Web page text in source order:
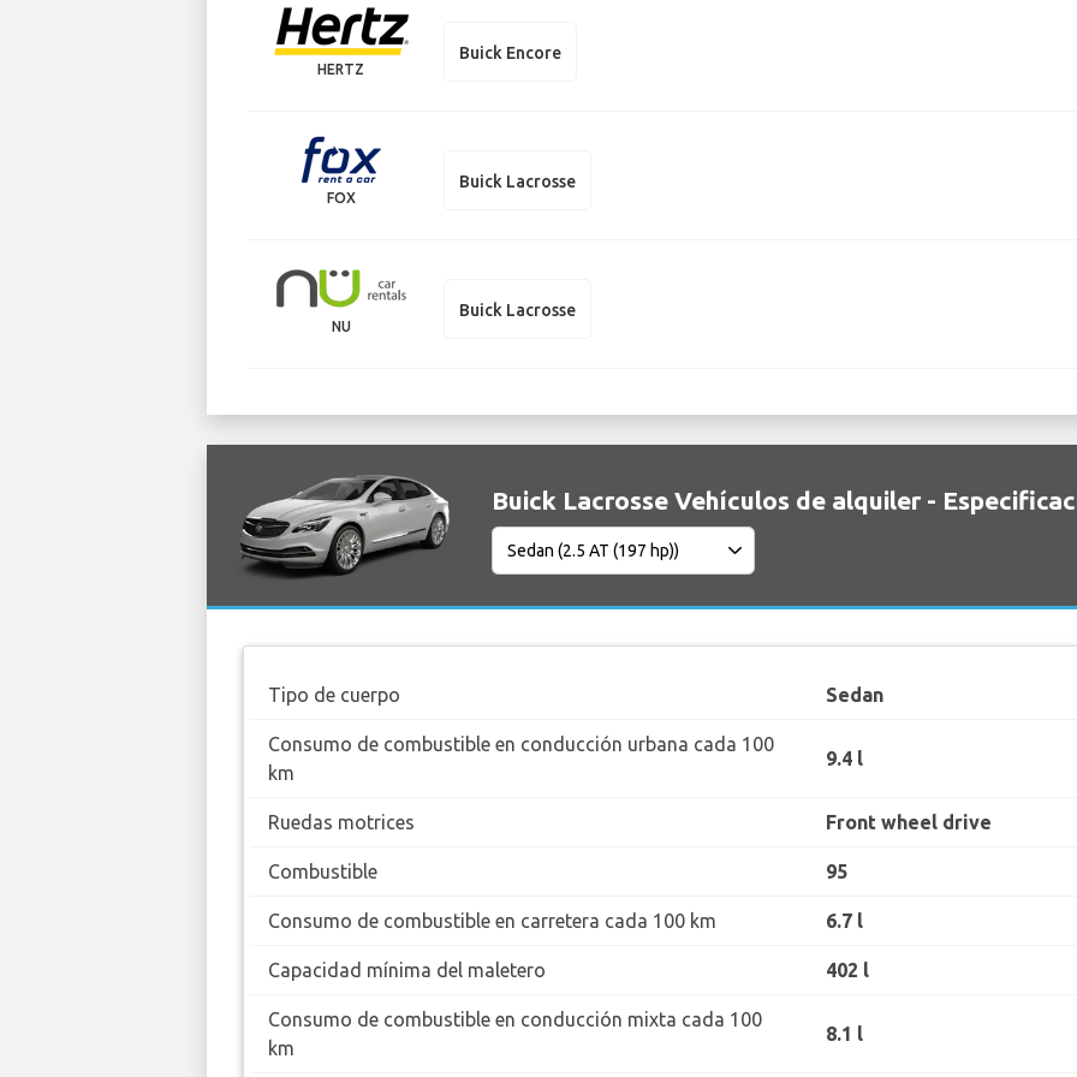
HERTZ
Buick Encore
FOX
Buick Lacrosse
NU
Buick Lacrosse
Buick Lacrosse Vehículos de alquiler -
Tipo de cuerpo Sedan
Consumo de combustible en conducción urbana cada 100
km
9.4 l
Ruedas motrices Front wheel drive
Combustible 95
Consumo de combustible en carretera cada 100 km 6.7 l
Capacidad mínima del maletero 402 l
Consumo de combustible en conducción mixta cada 100
km
8.1 l